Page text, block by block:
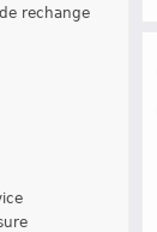
rechange